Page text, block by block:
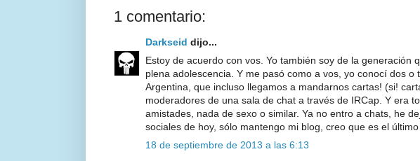
1 comentario:
Darkseid dijo...
Estoy de acuerdo con vos. Yo también soy de la generación
plena adolescencia. Y me pasó como a vos, yo conocí dos o
Argentina, que incluso llegamos a mandarnos cartas! (si!
moderadores de una sala de chat a través de IRCap. Y era
amistades, nada de sexo o similar. Ya no entro a chats, he
sociales de hoy, sólo mantengo mi blog, creo que es el
18 de septiembre de 2013 a las 6:13